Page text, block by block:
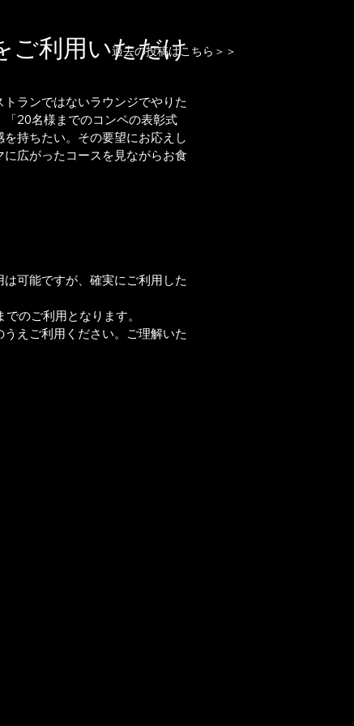
ご利用いただけ
ランではないラウンジでやりた
20名様までのコンペの表彰式
持ちたい。その要望にお応えし
広がったコースを見ながらお食
可能ですが、確実にご利用した
のご利用となります。
えご利用ください。ご理解いた
過去の投稿はこちら＞＞